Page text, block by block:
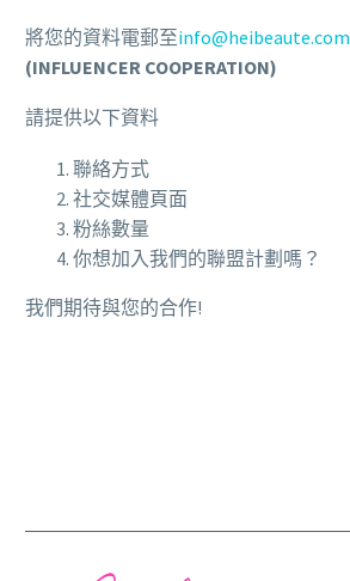
將您的資料電郵至info@heibeaute.com
(INFLUENCER COOPERATION)
請提供以下資料
聯絡方式
社交媒體頁面
粉絲數量
你想加入我們的聯盟計劃嗎？
我們期待與您的合作!